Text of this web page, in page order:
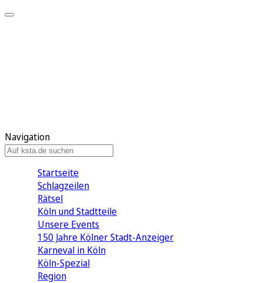
Navigation
Startseite
Schlagzeilen
Rätsel
Köln und Stadtteile
Unsere Events
150 Jahre Kölner Stadt-Anzeiger
Karneval in Köln
Köln-Spezial
Region